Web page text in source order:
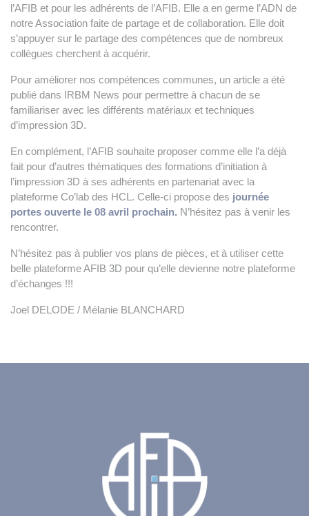
l’AFIB et pour les adhérents de l’AFIB. Elle a en germe l’ADN de
notre Association faite de partage et de collaboration. Elle doit
s’appuyer sur le partage des compétences que de nombreux
collègues cherchent à acquérir.
Pour améliorer nos compétences communes, un article a été
publié dans IRBM News pour permettre à chacun de se
familiariser avec les différents matériaux et techniques
d’impression 3D.
En complément, l’AFIB souhaite proposer comme elle l’a déjà
fait pour d’autres thématiques des formations d’initiation à
l’impression 3D à ses adhérents en partenariat avec la
plateforme Co’lab des HCL. Celle-ci propose des journée
portes ouverte le 08 avril prochain. N’hésitez pas à venir les
rencontrer.
N’hésitez pas à publier vos plans de pièces, et à utiliser cette
belle plateforme AFIB 3D pour qu’elle devienne notre plateforme
d’échanges !!!
Joel DELODE / Mélanie BLANCHARD